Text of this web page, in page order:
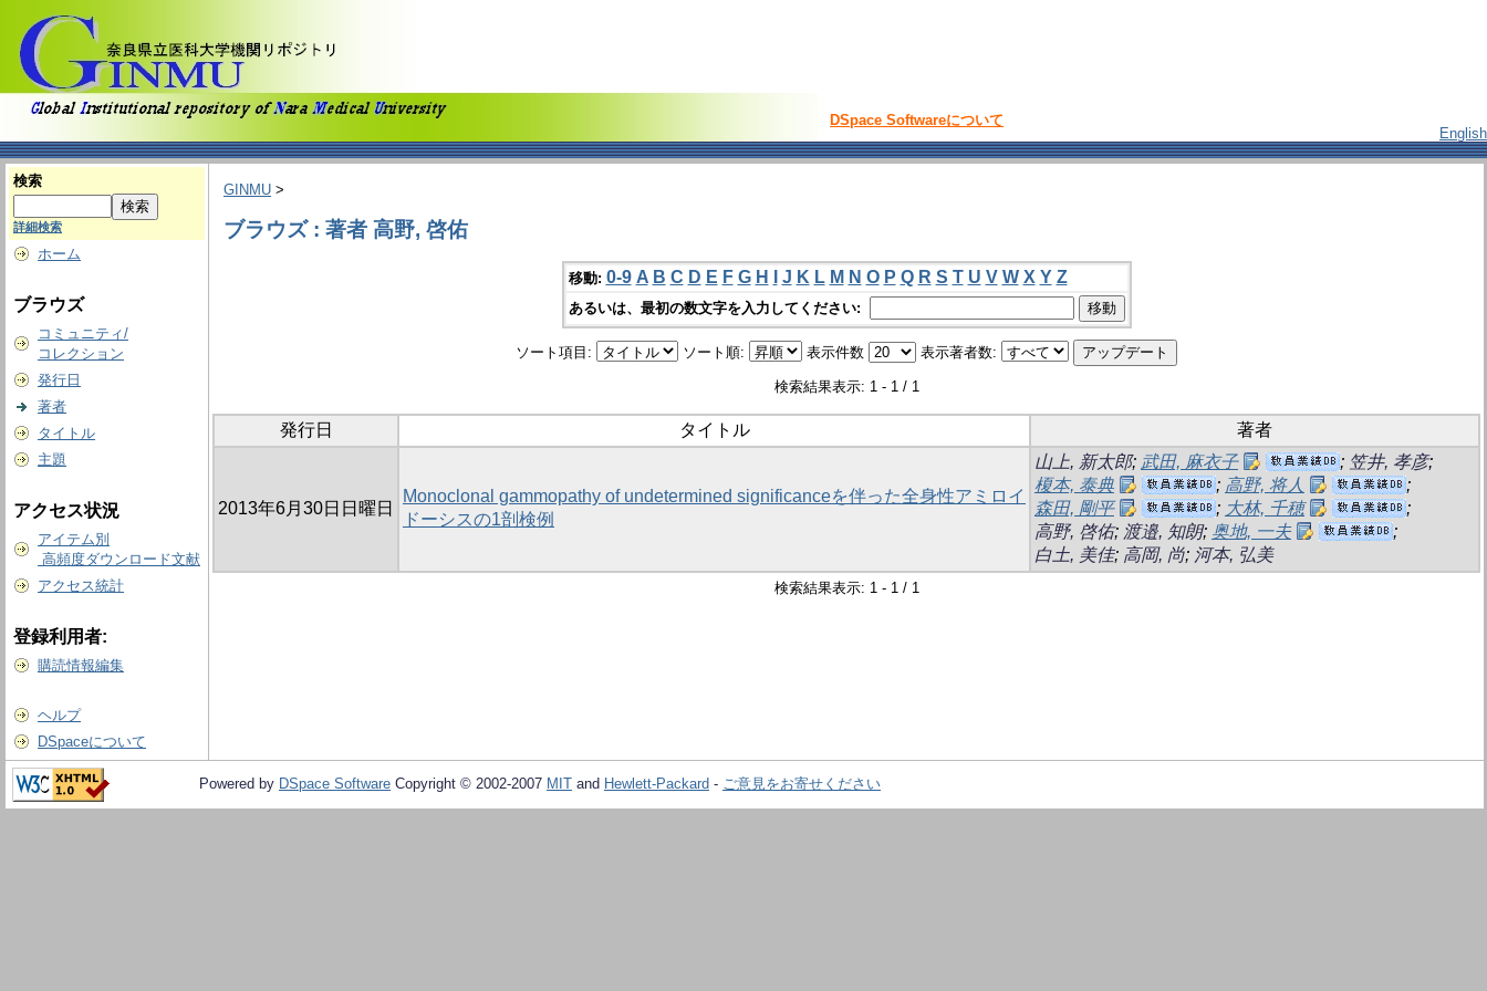
DSpace Softwareについて
English
検索
詳細検索
ホーム
ブラウズ
コミュニティ/
コレクション
発行日
著者
タイトル
主題
アクセス状況
アイテム別
高頻度ダウンロード文献
アクセス統計
登録利用者:
購読情報編集
ヘルプ
DSpaceについて
GINMU >
ブラウズ : 著者 高野, 啓佑
移動: 0-9 A B C D E F G H J K L M N O P Q R S T U V W X Y Z
あるいは、最初の数文字を入力してください:
ソート項目: ソート順: 表示件数 表示著者数:
検索結果表示: 1 - 1 / 1
発行日 タイトル 著者
2013年6月30日日曜日
Monoclonal gammopathy of undetermined significanceを伴った全身性アミロイ
ドーシスの1剖検例
山上, 新太郎; 武田, 麻衣子 ; 笠井, 孝彦;
榎本, 泰典
; 高野, 将人
;
森田, 剛平
; 大林, 千穂
;
高野, 啓佑; 渡邉, 知朗; 奥地, 一夫
;
白土, 美佳; 高岡, 尚; 河本, 弘美
検索結果表示: 1 - 1 / 1
Powered by DSpace Software Copyright © 2002-2007 MIT and Hewlett-Packard - ご意見をお寄せください